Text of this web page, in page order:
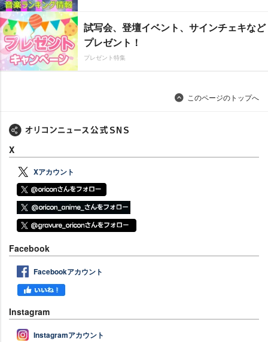
試写会、登壇イベント、サインチェキなど
プレゼント！
プレゼント特集
このページのトップへ
X
Xアカウント
Facebook
Facebookアカウント
Instagram
Instagramアカウント